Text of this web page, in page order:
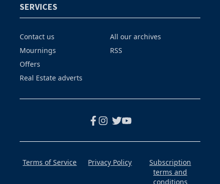
SERVICES
Contact us
Mournings
Offers
Real Estate adverts
All our archives
RSS
Terms of Service Privacy Policy
Subscription
terms and
conditions